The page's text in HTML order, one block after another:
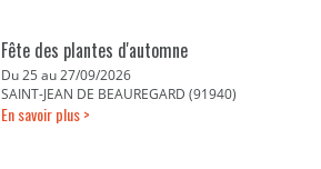
Fête des plantes d'automne
Du 25 au 27/09/2026
SAINT-JEAN DE BEAUREGARD (91940)
En savoir plus >